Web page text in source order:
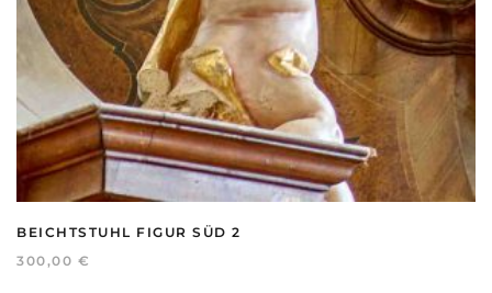
BEICHTSTUHL FIGUR SÜD 2
300,00 €